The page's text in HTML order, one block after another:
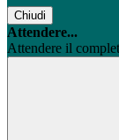
Chiudi
Attendere...
Attendere il